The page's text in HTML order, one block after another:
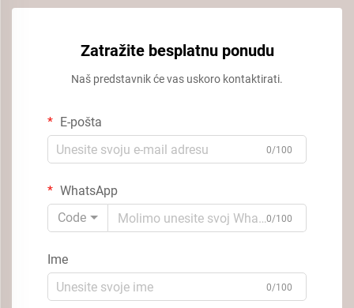
Zatražite besplatnu ponudu
Naš predstavnik će vas uskoro kontaktirati.
E-pošta
0/100
WhatsApp
Code
0/100
Ime
0/100